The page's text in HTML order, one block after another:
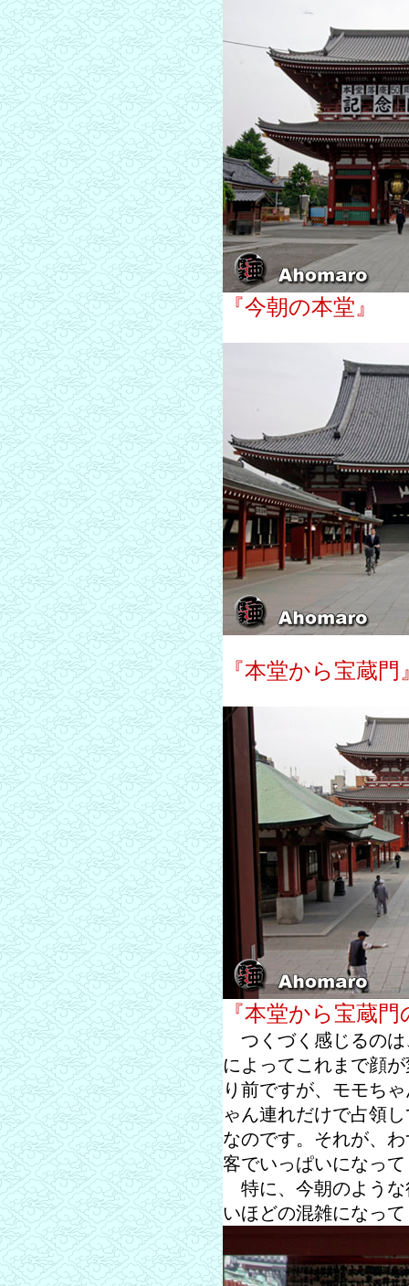
『今朝の本堂』
『本堂から宝蔵門
『本堂から宝蔵門
つくづく感じるのは
によってこれまで顔
り前ですが、モモち
ゃん連れだけで占領
なのです。それが、
客でいっぱいになっ
特に、今朝のような
いほどの混雑になっ